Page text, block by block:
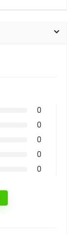
0
0
0
0
0